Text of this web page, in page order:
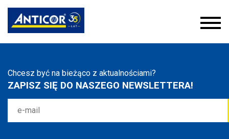
Chcesz być na bieżąco z aktualnościami?
ZAPISZ SIĘ DO NASZEGO NEWSLETTERA!